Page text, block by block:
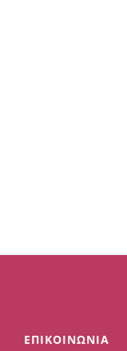
ΕΠΙΚΟΙΝΩΝΙΑ